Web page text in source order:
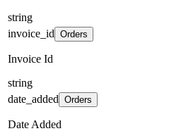
string
invoice_id Orders
Invoice Id
string
date_added Orders
Date Added